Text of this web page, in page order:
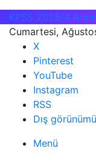
KPSS 2025/4
Cumartesi,
X
Pinterest
YouTube
Instagram
RSS
Dış
Menü